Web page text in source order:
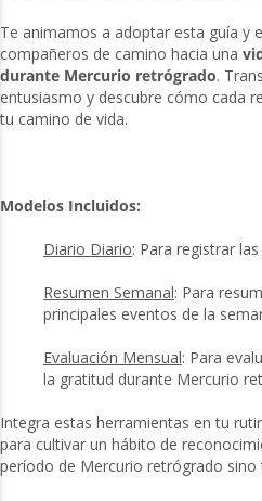
Te animamos a adoptar esta guía y
compañeros de camino hacia una
durante Mercurio retrógrado.
entusiasmo y descubre cómo cada
tu camino de vida.
Modelos Incluidos:
Diario Diario: Para registrar
Resumen Semanal: Para
principales eventos de la
Evaluación Mensual: Para
la gratitud durante Mercurio
Integra estas herramientas en tu
para cultivar un hábito de
período de Mercurio retrógrado sino